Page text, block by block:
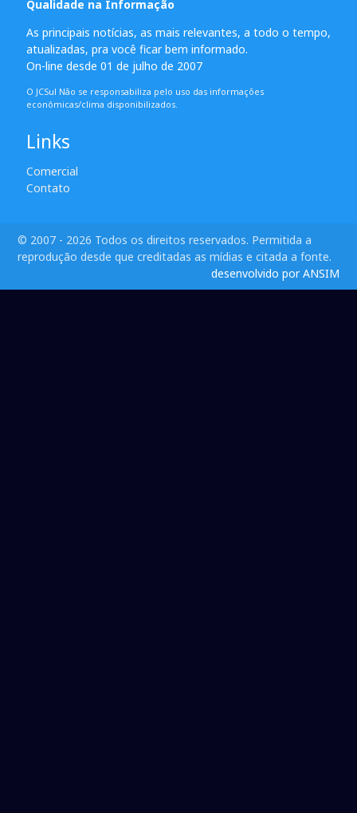
Qualidade na Informação
As principais notícias, as mais relevantes, a todo o tempo,
atualizadas, pra você ficar bem informado.
On-line desde 01 de julho de 2007
O JCSul Não se responsabiliza pelo uso das informações
econômicas/clima disponibilizados.
Links
Comercial
Contato
© 2007 - 2026 Todos os direitos reservados. Permitida a
reprodução desde que creditadas as mídias e citada a fonte.
desenvolvido por ANSIM